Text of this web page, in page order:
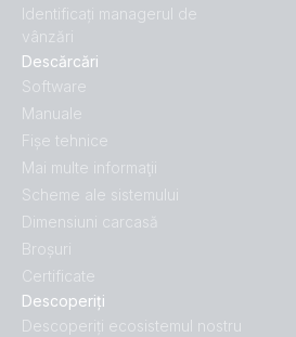
Descoperiți
Descoperiți ecosistemul nostru
Descărcări
Software
Manuale
Fișe tehnice
Mai multe informaţii
Scheme ale sistemului
Dimensiuni carcasă
Broșuri
Certificate
Identificați managerul de
vânzări